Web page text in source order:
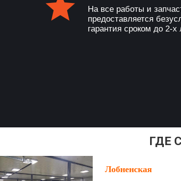
На все работы и
предоставляется
гарантия сроком до 2-х
ГДЕ
Лобненская